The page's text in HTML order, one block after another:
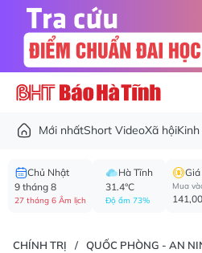
Mới nhấtShort VideoXã hội
Chủ Nhật
9 tháng 8
27 tháng 6 Âm lịch
Hà Tĩnh
31.4°C
Độ ẩm 73%
Giá
Mua
CHÍNH TRỊ QUỐC PHÒNG - AN